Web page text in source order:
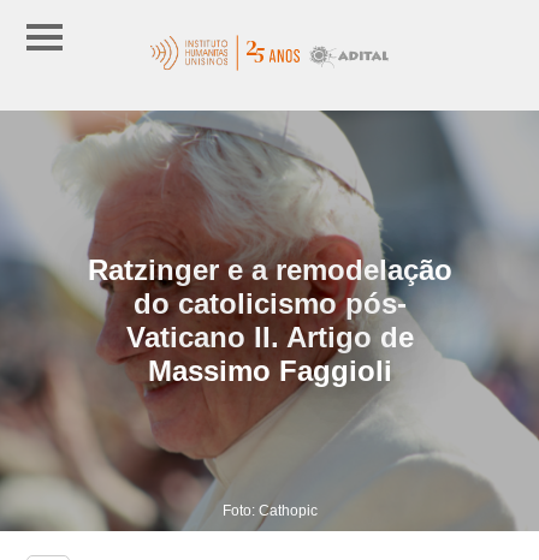
Ratzinger e a remodelação
do catolicismo pós-
Vaticano II. Artigo de
Massimo Faggioli
Foto: Cathopic